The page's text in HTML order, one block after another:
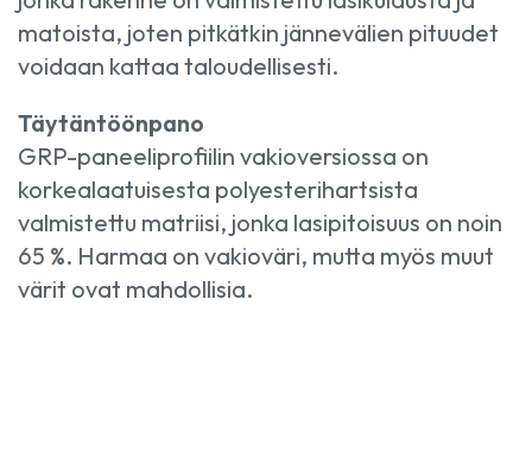
matoista, joten pitkätkin jännevälien pituudet
voidaan kattaa taloudellisesti.
Täytäntöönpano
GRP-paneeliprofiilin vakioversiossa on
korkealaatuisesta polyesterihartsista
valmistettu matriisi, jonka lasipitoisuus on noin
65 %. Harmaa on vakioväri, mutta myös muut
värit ovat mahdollisia.